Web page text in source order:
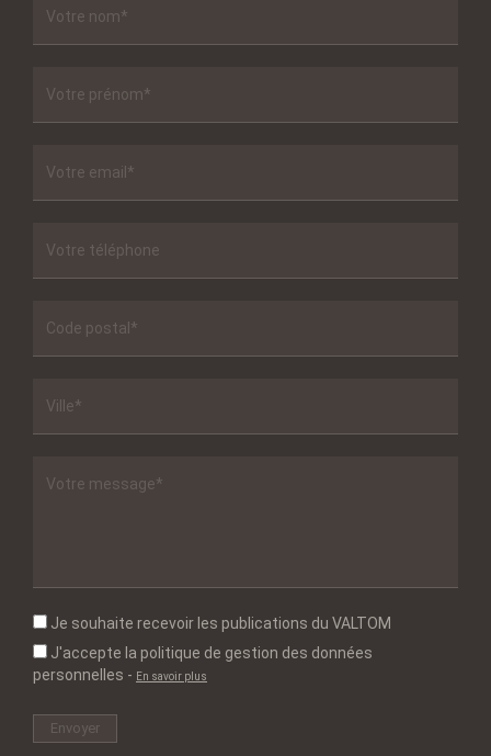
Je souhaite recevoir les publications du VALTOM
J'accepte la politique de gestion des données
personnelles - En savoir plus